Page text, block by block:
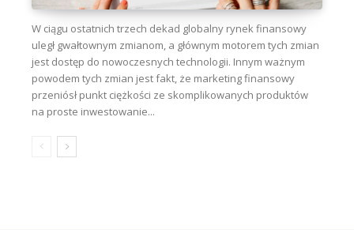
W ciągu ostatnich trzech dekad globalny rynek finansowy
uległ gwałtownym zmianom, a głównym motorem tych zmian
jest dostęp do nowoczesnych technologii. Innym ważnym
powodem tych zmian jest fakt, że marketing finansowy
przeniósł punkt ciężkości ze skomplikowanych produktów
na proste inwestowanie...